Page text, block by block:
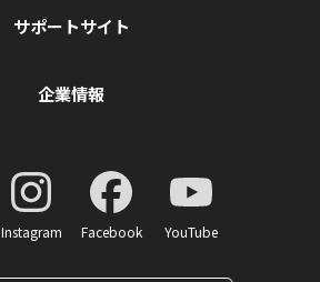
サポートサイト
企業情報
Instagram Facebook YouTube